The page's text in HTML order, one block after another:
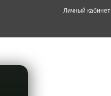
Личный кабинет